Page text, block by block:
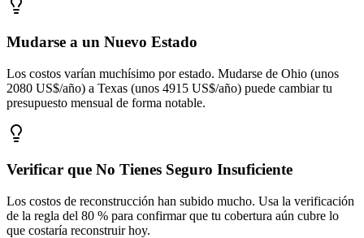
Mudarse a un Nuevo Estado
Los costos varían muchísimo por estado. Mudarse de Ohio (unos
2080 US$/año) a Texas (unos 4915 US$/año) puede cambiar tu
presupuesto mensual de forma notable.
Verificar que No Tienes Seguro Insuficiente
Los costos de reconstrucción han subido mucho. Usa la verificación
de la regla del 80 % para confirmar que tu cobertura aún cubre lo
que costaría reconstruir hoy.